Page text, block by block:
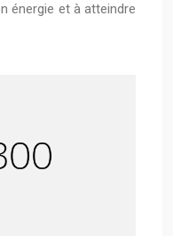
énergie et à atteindre